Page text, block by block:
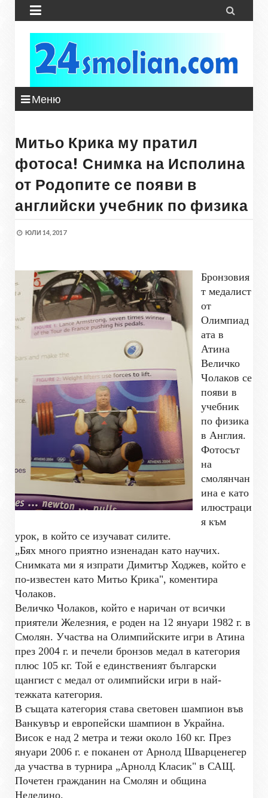
 
Меню
Митьо Крика му пратил
фотоса! Снимка на Исполина
от Родопите се появи в
английски учебник по физика
ЮЛИ 14, 2017
Бронзовия
т медалист
от
Олимпиад
ата в
Атина
Величко
Чолаков се
появи в
учебник
по физика
в Англия.
Фотосът
на
смолянчан
ина е като
илюстраци
я към
урок, в който се изучават силите.
„Бях много приятно изненадан като научих.
Снимката ми я изпрати Димитър Ходжев, който е
по-известен като Митьо Крика", коментира
Чолаков.
Величко Чолаков, който е наричан от всички
приятели Железния, е роден на 12 януари 1982 г. в
Смолян. Участва на Олимпийските игри в Атина
през 2004 г. и печели бронзов медал в категория
плюс 105 кг. Той е единственият български
щангист с медал от олимпийски игри в най-
тежката категория.
В същата категория става световен шампион във
Ванкувър и европейски шампион в Украйна.
Висок е над 2 метра и тежи около 160 кг. През
януари 2006 г. е поканен от Арнолд Шварценегер
да участва в турнира „Арнолд Класик" в САЩ.
Почетен гражданин на Смолян и община
Неделино.